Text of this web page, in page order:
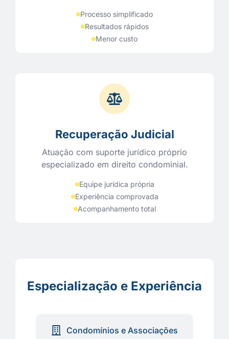
Processo simplificado
Resultados rápidos
Menor custo
Recuperação Judicial
Atuação com suporte jurídico próprio
especializado em direito condominial.
Equipe jurídica própria
Experiência comprovada
Acompanhamento total
Especialização e Experiência
Condomínios e Associações